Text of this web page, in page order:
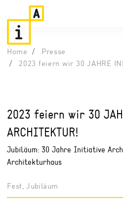
Home
Presse
2023 feiern wir 30 JAHRE
2023 feiern wir 30
ARCHITEKTUR!
Jubiläum: 30 Jahre Initiative
Architekturhaus
Fest, Jubiläum